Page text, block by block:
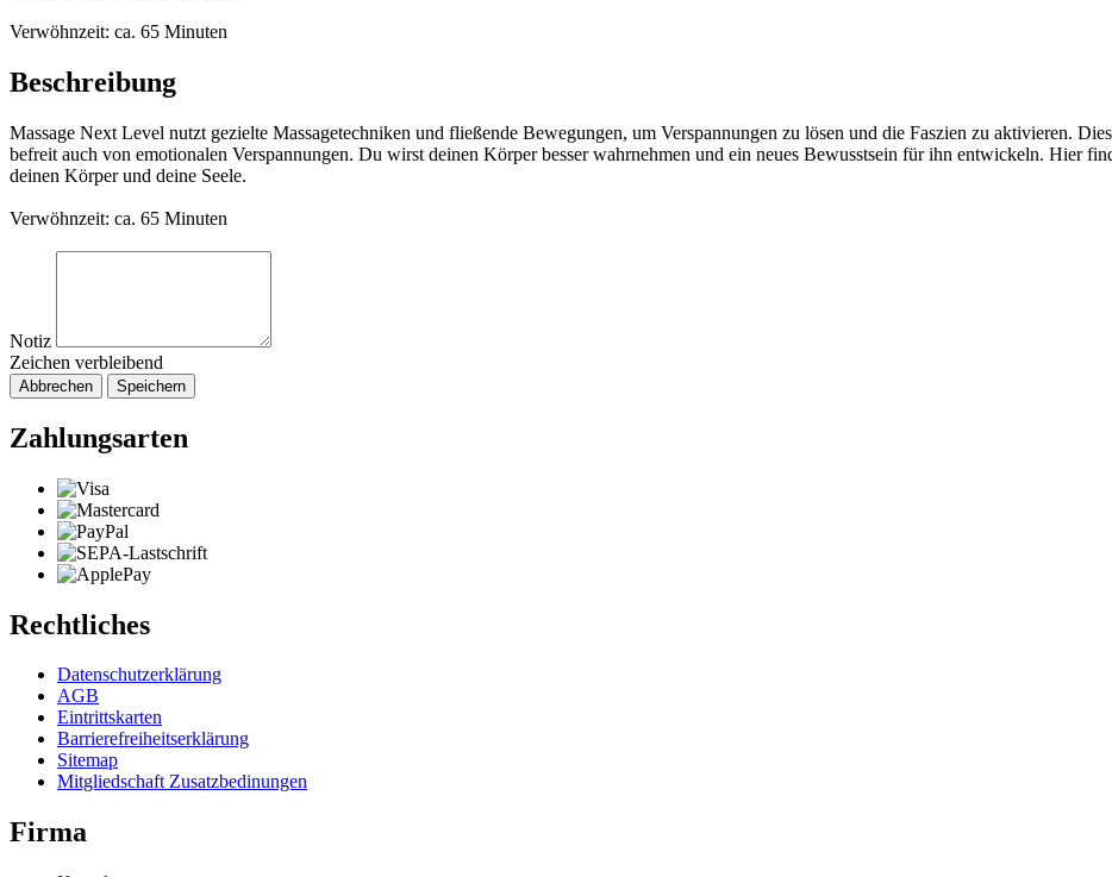
Verwöhnzeit: ca. 65 Minuten
Beschreibung
Massage Next Level nutzt gezielte Massagetechniken und fließende Bewegungen, um Verspannungen zu lösen und die Faszien zu aktivieren.
befreit auch von emotionalen Verspannungen. Du wirst deinen Körper besser wahrnehmen und ein neues Bewusstsein für ihn entwickeln. Hier
deinen Körper und deine Seele.
Verwöhnzeit: ca. 65 Minuten
Notiz
Zeichen verbleibend
Abbrechen Speichern
Zahlungsarten
Rechtliches
Datenschutzerklärung
AGB
Eintrittskarten
Barrierefreiheitserklärung
Sitemap
Mitgliedschaft Zusatzbedinungen
Firma